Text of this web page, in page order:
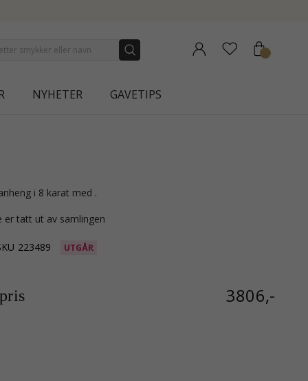
NYHETER GAVETIPS
i 8 karat med .
er tatt ut av samlingen
223489 UTGÅR
3806,-